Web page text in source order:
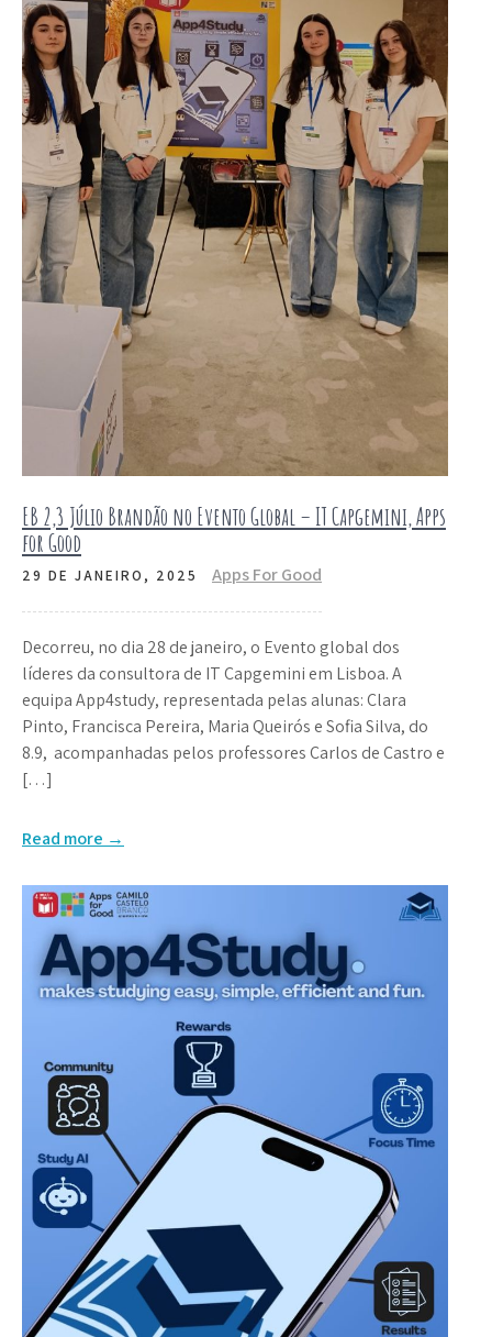
EB 2,3 Júlio Brandão no Evento Global – IT Capgemini, Apps
for Good
29 DE JANEIRO, 2025 Apps For Good
Decorreu, no dia 28 de janeiro, o Evento global dos
líderes da consultora de IT Capgemini em Lisboa. A
equipa App4study, representada pelas alunas: Clara
Pinto, Francisca Pereira, Maria Queirós e Sofia Silva, do
8.9, acompanhadas pelos professores Carlos de Castro e
[…]
Read more →